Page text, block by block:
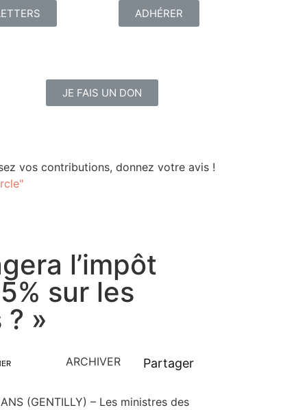
ADHÉRER
JE FAIS UN DON
vos contributions, donnez votre avis !
l’impôt
sur les
»
ARCHIVER Partager
(GENTILLY) – Les ministres des